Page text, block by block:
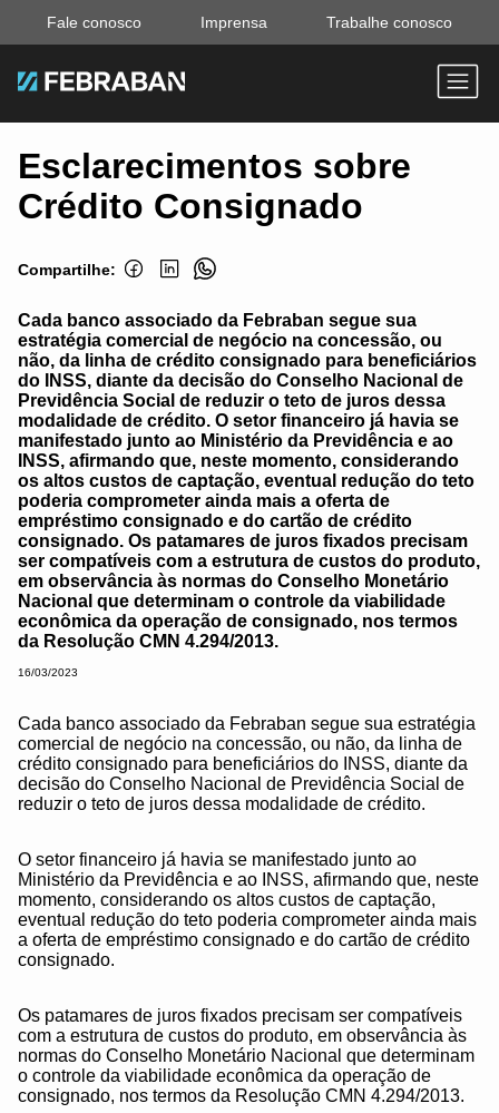
Fale conosco Imprensa Trabalhe conosco
Esclarecimentos sobre
Crédito Consignado
Compartilhe:
Cada banco associado da Febraban segue sua
estratégia comercial de negócio na concessão, ou
não, da linha de crédito consignado para beneficiários
do INSS, diante da decisão do Conselho Nacional de
Previdência Social de reduzir o teto de juros dessa
modalidade de crédito. O setor financeiro já havia se
manifestado junto ao Ministério da Previdência e ao
INSS, afirmando que, neste momento, considerando
os altos custos de captação, eventual redução do teto
poderia comprometer ainda mais a oferta de
empréstimo consignado e do cartão de crédito
consignado. Os patamares de juros fixados precisam
ser compatíveis com a estrutura de custos do produto,
em observância às normas do Conselho Monetário
Nacional que determinam o controle da viabilidade
econômica da operação de consignado, nos termos
da Resolução CMN 4.294/2013.
16/03/2023
Cada banco associado da Febraban segue sua estratégia
comercial de negócio na concessão, ou não, da linha de
crédito consignado para beneficiários do INSS, diante da
decisão do Conselho Nacional de Previdência Social de
reduzir o teto de juros dessa modalidade de crédito.
O setor financeiro já havia se manifestado junto ao
Ministério da Previdência e ao INSS, afirmando que, neste
momento, considerando os altos custos de captação,
eventual redução do teto poderia comprometer ainda mais
a oferta de empréstimo consignado e do cartão de crédito
consignado.
Os patamares de juros fixados precisam ser compatíveis
com a estrutura de custos do produto, em observância às
normas do Conselho Monetário Nacional que determinam
o controle da viabilidade econômica da operação de
consignado, nos termos da Resolução CMN 4.294/2013.